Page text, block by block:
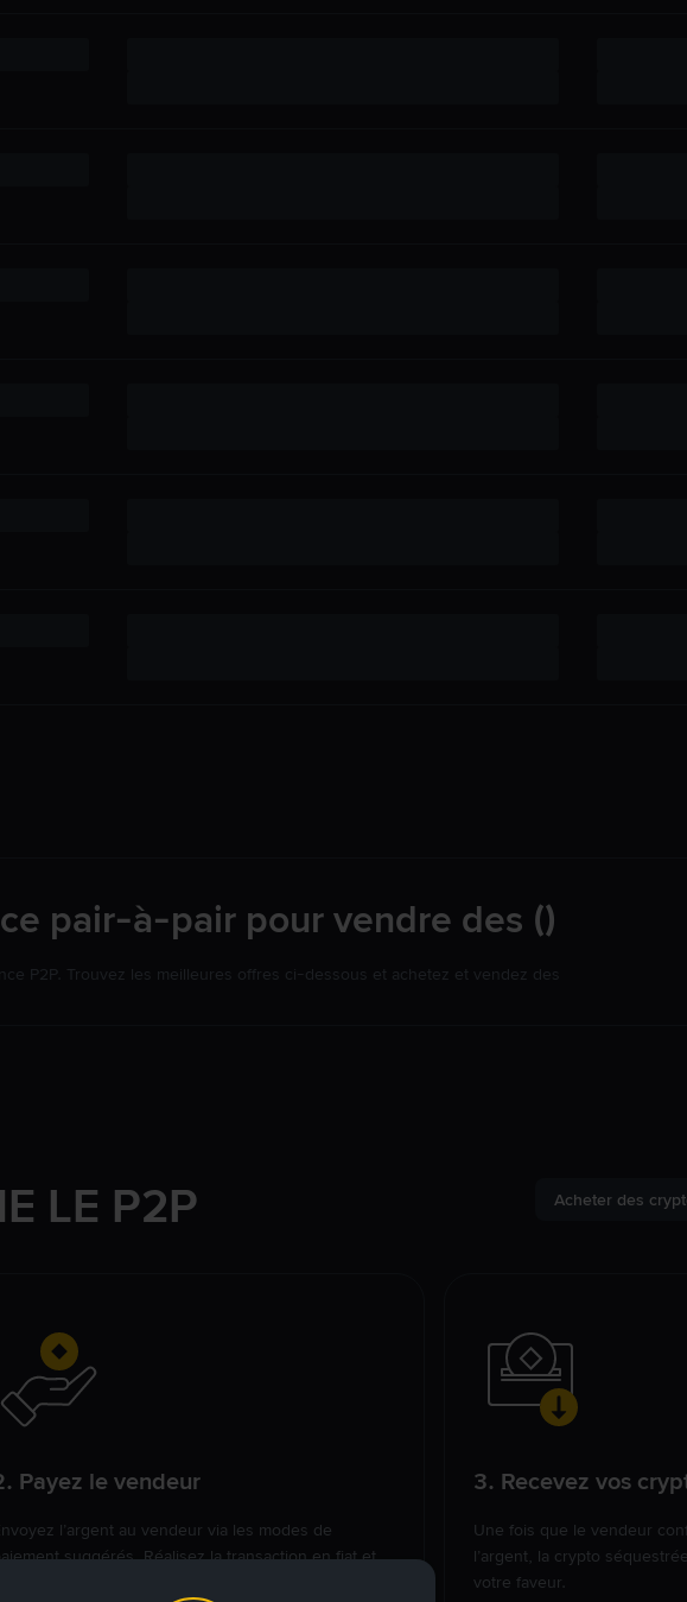
pair-à-pair pour vendre des ()
P2P. Trouvez les meilleures offres ci-dessous et achetez et vendez des
LE P2P Acheter des
Payez le vendeur
l’argent au vendeur via les modes de
suggérés. Réalisez la transaction en fiat et
3. Recevez vos
Une fois que le vendeur
l’argent, la crypto
votre faveur.